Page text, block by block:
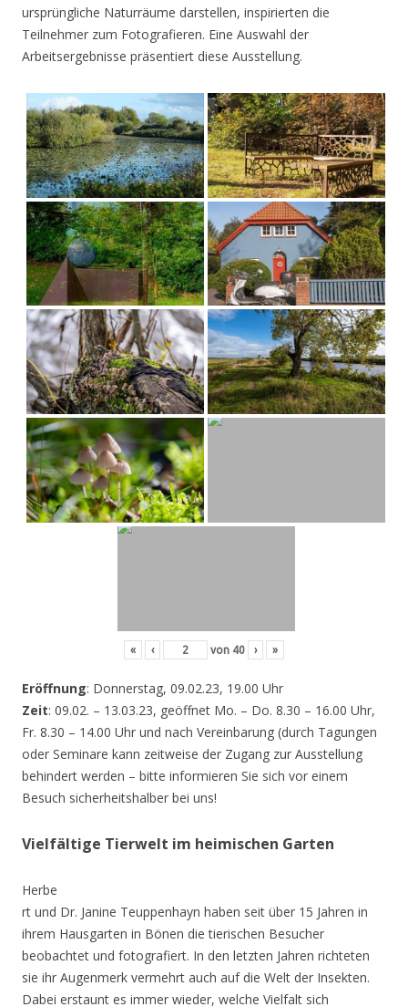
ursprüngliche Naturräume darstellen, inspirierten die
Teilnehmer zum Fotografieren. Eine Auswahl der
Arbeitsergebnisse präsentiert diese Ausstellung.
« ‹ von 40 › »
Eröffnung: Donnerstag, 09.02.23, 19.00 Uhr
Zeit: 09.02. – 13.03.23, geöffnet Mo. – Do. 8.30 – 16.00 Uhr,
Fr. 8.30 – 14.00 Uhr und nach Vereinbarung (durch Tagungen
oder Seminare kann zeitweise der Zugang zur Ausstellung
behindert werden – bitte informieren Sie sich vor einem
Besuch sicherheitshalber bei uns!
Vielfältige Tierwelt im heimischen Garten
Herbe
rt und Dr. Janine Teuppenhayn haben seit über 15 Jahren in
ihrem Hausgarten in Bönen die tierischen Besucher
beobachtet und fotografiert. In den letzten Jahren richteten
sie ihr Augenmerk vermehrt auch auf die Welt der Insekten.
Dabei erstaunt es immer wieder, welche Vielfalt sich